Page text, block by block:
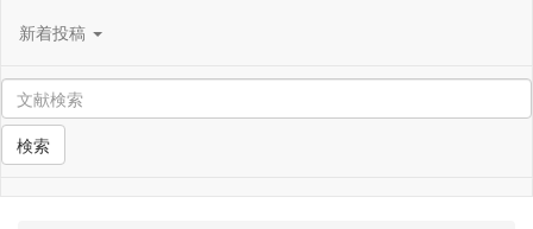
新着投稿
検索